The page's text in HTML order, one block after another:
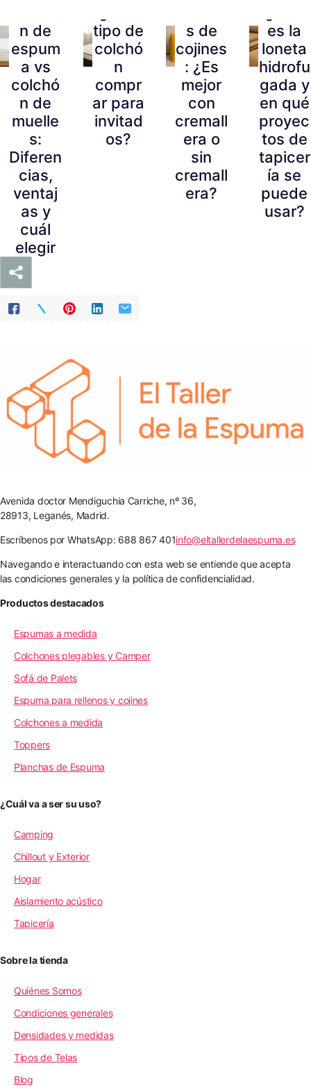
n de
espum
a vs
colchó
n de
muelle
s:
Diferen
cias,
ventaj
as y
cuál
elegir
tipo de
colchó
n
compr
ar para
invitad
os?
s de
cojines
: ¿Es
mejor
con
cremall
era o
sin
cremall
era?
es la
loneta
hidrofu
gada y
en qué
proyec
tos de
tapicer
ía se
puede
usar?
Avenida doctor Mendiguchia Carriche, nº 36,
28913, Leganés, Madrid.
Escríbenos por WhatsApp: 688 867 401info@eltallerdelaespuma.es
Navegando e interactuando con esta web se entiende que acepta
las condiciones generales y la política de confidencialidad.
Productos destacados
Espumas a medida
Colchones plegables y Camper
Sofá de Palets
Espuma para rellenos y cojines
Colchones a medida
Toppers
Planchas de Espuma
¿Cuál va a ser su uso?
Camping
Chillout y Exterior
Hogar
Aislamiento acústico
Tapicería
Sobre la tienda
Quiénes Somos
Condiciones generales
Densidades y medidas
Tipos de Telas
Blog